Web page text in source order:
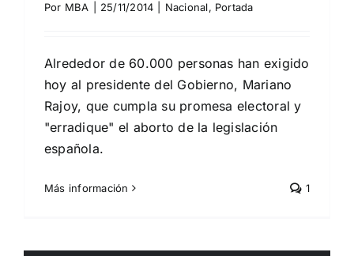
Por MBA 25/11/2014 Nacional, Portada
Alrededor de 60.000 personas han exigido
hoy al presidente del Gobierno, Mariano
Rajoy, que cumpla su promesa electoral y
"erradique" el aborto de la legislación
española.
Más información 1